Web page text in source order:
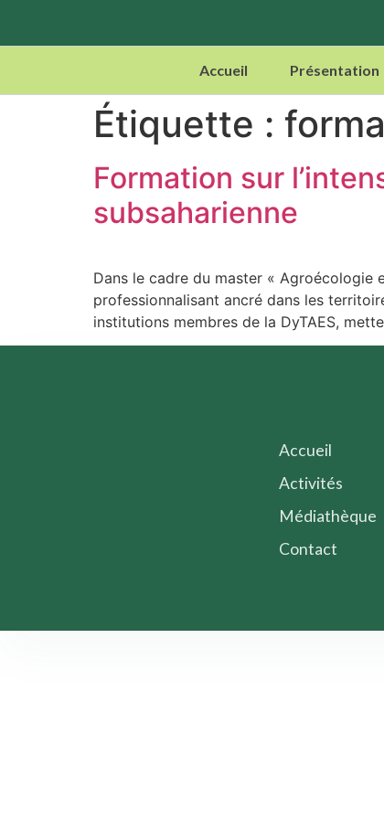
Accueil Présentation
Étiquette :
Formation sur
subsaharienne
Dans le cadre du master « Agroécologie
professionnalisant ancré dans les
institutions membres de la DyTAES,
Accueil
Activités
Médiathèque
Contact